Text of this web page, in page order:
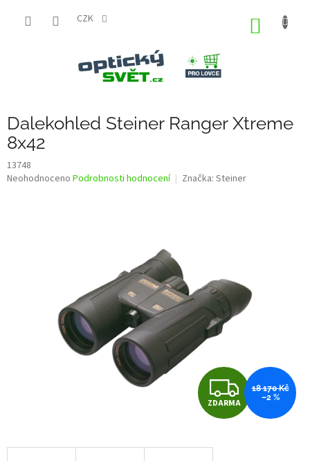
CZK
Dalekohled Steiner Ranger Xtreme
8x42
13748
Průměrné
Neohodnoceno Podrobnosti hodnocení Značka: Steiner
Z
D
ZDARMA
18 170 Kč
–2 %